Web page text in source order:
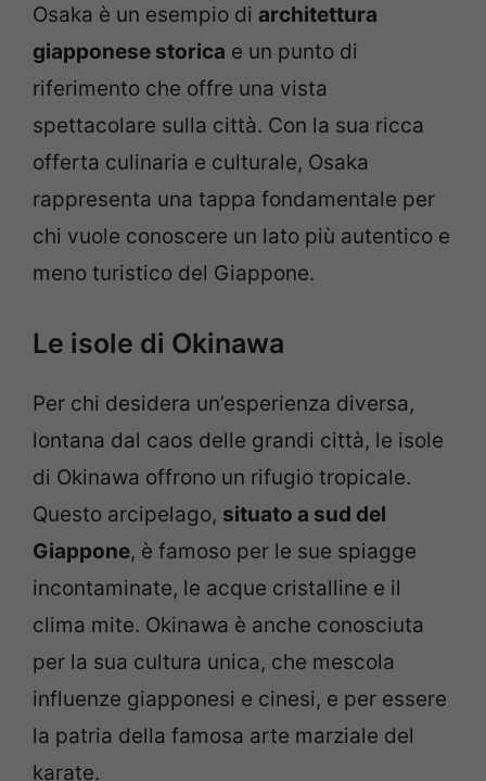
Osaka è un esempio di architettura
giapponese storica e un punto di
riferimento che offre una vista
spettacolare sulla città. Con la sua ricca
offerta culinaria e culturale, Osaka
rappresenta una tappa fondamentale per
chi vuole conoscere un lato più autentico e
meno turistico del Giappone.
Le isole di Okinawa
Per chi desidera un’esperienza diversa,
lontana dal caos delle grandi città, le isole
di Okinawa offrono un rifugio tropicale.
Questo arcipelago, situato a sud del
Giappone, è famoso per le sue spiagge
incontaminate, le acque cristalline e il
clima mite. Okinawa è anche conosciuta
per la sua cultura unica, che mescola
influenze giapponesi e cinesi, e per essere
la patria della famosa arte marziale del
karate.